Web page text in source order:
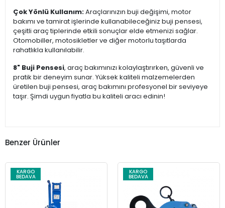
Çok Yönlü Kullanım:Araçlarınızın buji değişimi, motor
bakımı ve tamirat işlerinde kullanabileceğiniz buji pensesi,
çeşitli araç tiplerinde etkili sonuçlar elde etmenizi sağlar.
Otomobiller, motosikletler ve diğer motorlu taşıtlarda
rahatlıkla kullanılabilir.
8" Buji Pensesi, araç bakımınızı kolaylaştırırken, güvenli ve
pratik bir deneyim sunar. Yüksek kaliteli malzemelerden
üretilen buji pensesi, araç bakımını profesyonel bir seviyeye
taşır. Şimdi uygun fiyatla bu kaliteli aracı edinin!
Benzer Ürünler
KARGO
BEDAVA
KARGO
BEDAVA